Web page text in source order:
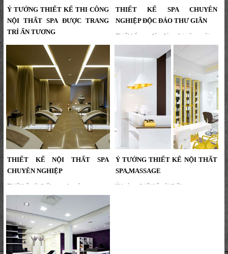
Ý TƯỞNG THIẾT KẾ THI CÔNG
NỘI THẤT SPA ĐƯỢC TRANG
TRÍ ẤN TƯỢNG
Ý Tưởng thiết kế thi công nội thất
spa được trang trí ấn tượng...
THIẾT KẾ SPA CHUYÊN
NGHIỆP ĐỘC ĐÁO THƯ GIÃN
Thiết kế spa độc đáo , thi công nội
thất spa độc đáo , bộ sưu tập hình
ảnh nội thất spa sang trọng đẹp ấn
THIẾT KẾ NỘI THẤT SPA
CHUYÊN NGHIỆP
Thiết kế nội thất spa chuyên
nghiệp...
Ý TƯỞNG THIẾT KẾ NỘI THẤT
SPA,MASSAGE
Ý tưởng thiết kế nội thất